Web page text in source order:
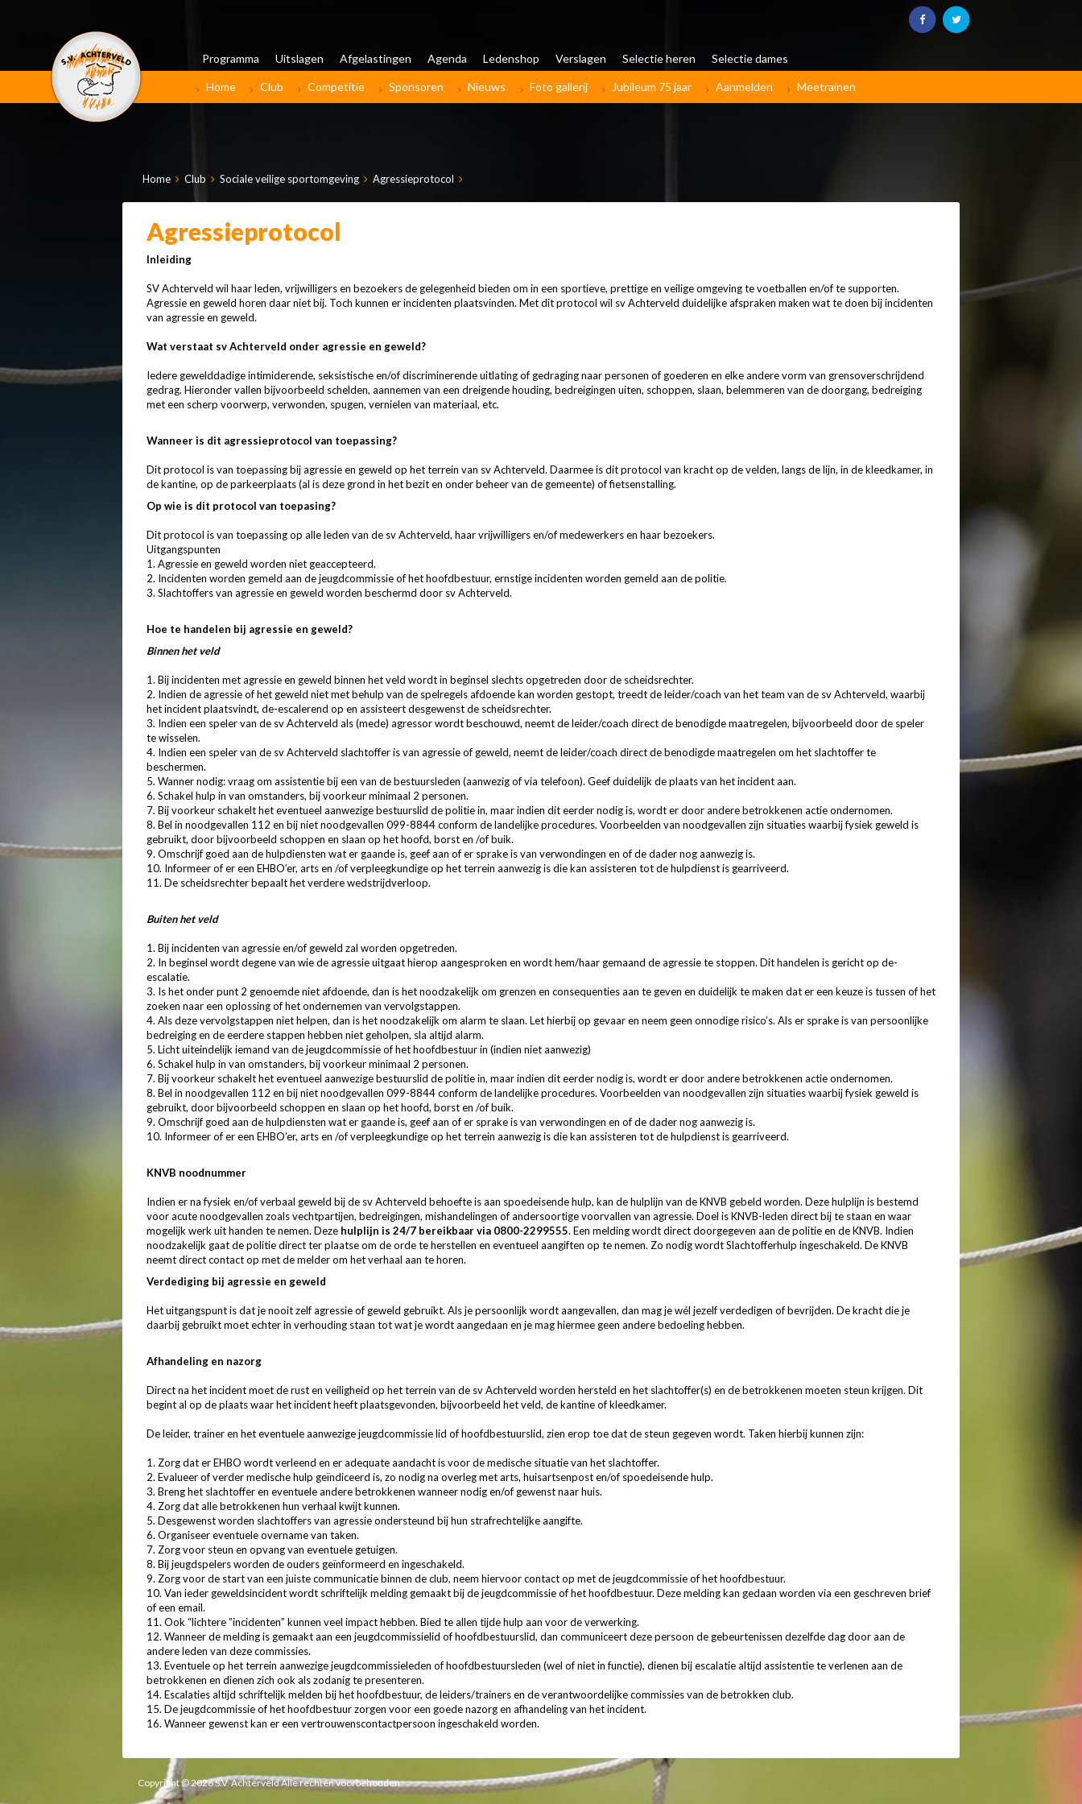
Programma Uitslagen Afgelastingen Agenda Ledenshop Verslagen Selectie heren Selectie dames
Home Club Competitie Sponsoren Nieuws Foto gallerij Jubileum 75 jaar Aanmelden Meetrainen
Home Club Sociale veilige sportomgeving Agressieprotocol
Agressieprotocol
Inleiding
SV Achterveld wil haar leden, vrijwilligers en bezoekers de gelegenheid bieden om in een sportieve, prettige en veilige omgeving te voetballen en/of te supporten.
Agressie en geweld horen daar niet bij. Toch kunnen er incidenten plaatsvinden. Met dit protocol wil sv Achterveld duidelijke afspraken maken wat te doen bij incidenten
van agressie en geweld.
Wat verstaat sv Achterveld onder agressie en geweld?
Iedere gewelddadige intimiderende, seksistische en/of discriminerende uitlating of gedraging naar personen of goederen en elke andere vorm van grensoverschrijdend
gedrag. Hieronder vallen bijvoorbeeld schelden, aannemen van een dreigende houding, bedreigingen uiten, schoppen, slaan, belemmeren van de doorgang, bedreiging
met een scherp voorwerp, verwonden, spugen, vernielen van materiaal, etc.
Wanneer is dit agressieprotocol van toepassing?
Dit protocol is van toepassing bij agressie en geweld op het terrein van sv Achterveld. Daarmee is dit protocol van kracht op de velden, langs de lijn, in de kleedkamer, in
de kantine, op de parkeerplaats (al is deze grond in het bezit en onder beheer van de gemeente) of fietsenstalling.
Op wie is dit protocol van toepasing?
Dit protocol is van toepassing op alle leden van de sv Achterveld, haar vrijwilligers en/of medewerkers en haar bezoekers.
Uitgangspunten
1. Agressie en geweld worden niet geaccepteerd.
2. Incidenten worden gemeld aan de jeugdcommissie of het hoofdbestuur, ernstige incidenten worden gemeld aan de politie.
3. Slachtoffers van agressie en geweld worden beschermd door sv Achterveld.
Hoe te handelen bij agressie en geweld?
Binnen het veld
1. Bij incidenten met agressie en geweld binnen het veld wordt in beginsel slechts opgetreden door de scheidsrechter.
2. Indien de agressie of het geweld niet met behulp van de spelregels afdoende kan worden gestopt, treedt de leider/coach van het team van de sv Achterveld, waarbij
het incident plaatsvindt, de-escalerend op en assisteert desgewenst de scheidsrechter.
3. Indien een speler van de sv Achterveld als (mede) agressor wordt beschouwd, neemt de leider/coach direct de benodigde maatregelen, bijvoorbeeld door de speler
te wisselen.
4. Indien een speler van de sv Achterveld slachtoffer is van agressie of geweld, neemt de leider/coach direct de benodigde maatregelen om het slachtoffer te
beschermen.
5. Wanner nodig: vraag om assistentie bij een van de bestuursleden (aanwezig of via telefoon). Geef duidelijk de plaats van het incident aan.
6. Schakel hulp in van omstanders, bij voorkeur minimaal 2 personen.
7. Bij voorkeur schakelt het eventueel aanwezige bestuurslid de politie in, maar indien dit eerder nodig is, wordt er door andere betrokkenen actie ondernomen.
8. Bel in noodgevallen 112 en bij niet noodgevallen 099-8844 conform de landelijke procedures. Voorbeelden van noodgevallen zijn situaties waarbij fysiek geweld is
gebruikt, door bijvoorbeeld schoppen en slaan op het hoofd, borst en /of buik.
9. Omschrijf goed aan de hulpdiensten wat er gaande is, geef aan of er sprake is van verwondingen en of de dader nog aanwezig is.
10. Informeer of er een EHBO’er, arts en /of verpleegkundige op het terrein aanwezig is die kan assisteren tot de hulpdienst is gearriveerd.
11. De scheidsrechter bepaalt het verdere wedstrijdverloop.
Buiten het veld
1. Bij incidenten van agressie en/of geweld zal worden opgetreden.
2. In beginsel wordt degene van wie de agressie uitgaat hierop aangesproken en wordt hem/haar gemaand de agressie te stoppen. Dit handelen is gericht op de-
escalatie.
3. Is het onder punt 2 genoemde niet afdoende, dan is het noodzakelijk om grenzen en consequenties aan te geven en duidelijk te maken dat er een keuze is tussen of het
zoeken naar een oplossing of het ondernemen van vervolgstappen.
4. Als deze vervolgstappen niet helpen, dan is het noodzakelijk om alarm te slaan. Let hierbij op gevaar en neem geen onnodige risico’s. Als er sprake is van persoonlijke
bedreiging en de eerdere stappen hebben niet geholpen, sla altijd alarm.
5. Licht uiteindelijk iemand van de jeugdcommissie of het hoofdbestuur in (indien niet aanwezig)
6. Schakel hulp in van omstanders, bij voorkeur minimaal 2 personen.
7. Bij voorkeur schakelt het eventueel aanwezige bestuurslid de politie in, maar indien dit eerder nodig is, wordt er door andere betrokkenen actie ondernomen.
8. Bel in noodgevallen 112 en bij niet noodgevallen 099-8844 conform de landelijke procedures. Voorbeelden van noodgevallen zijn situaties waarbij fysiek geweld is
gebruikt, door bijvoorbeeld schoppen en slaan op het hoofd, borst en /of buik.
9. Omschrijf goed aan de hulpdiensten wat er gaande is, geef aan of er sprake is van verwondingen en of de dader nog aanwezig is.
10. Informeer of er een EHBO’er, arts en /of verpleegkundige op het terrein aanwezig is die kan assisteren tot de hulpdienst is gearriveerd.
KNVB noodnummer
Indien er na fysiek en/of verbaal geweld bij de sv Achterveld behoefte is aan spoedeisende hulp, kan de hulplijn van de KNVB gebeld worden. Deze hulplijn is bestemd
voor acute noodgevallen zoals vechtpartijen, bedreigingen, mishandelingen of andersoortige voorvallen van agressie. Doel is KNVB-leden direct bij te staan en waar
mogelijk werk uit handen te nemen. Deze hulplijn is 24/7 bereikbaar via 0800-2299555. Een melding wordt direct doorgegeven aan de politie en de KNVB. Indien
noodzakelijk gaat de politie direct ter plaatse om de orde te herstellen en eventueel aangiften op te nemen. Zo nodig wordt Slachtofferhulp ingeschakeld. De KNVB
neemt direct contact op met de melder om het verhaal aan te horen.
Verdediging bij agressie en geweld
Het uitgangspunt is dat je nooit zelf agressie of geweld gebruikt. Als je persoonlijk wordt aangevallen, dan mag je wél jezelf verdedigen of bevrijden. De kracht die je
daarbij gebruikt moet echter in verhouding staan tot wat je wordt aangedaan en je mag hiermee geen andere bedoeling hebben.
Afhandeling en nazorg
Direct na het incident moet de rust en veiligheid op het terrein van de sv Achterveld worden hersteld en het slachtoffer(s) en de betrokkenen moeten steun krijgen. Dit
begint al op de plaats waar het incident heeft plaatsgevonden, bijvoorbeeld het veld, de kantine of kleedkamer.
De leider, trainer en het eventuele aanwezige jeugdcommissie lid of hoofdbestuurslid, zien erop toe dat de steun gegeven wordt. Taken hierbij kunnen zijn:
1. Zorg dat er EHBO wordt verleend en er adequate aandacht is voor de medische situatie van het slachtoffer.
2. Evalueer of verder medische hulp geïndiceerd is, zo nodig na overleg met arts, huisartsenpost en/of spoedeisende hulp.
3. Breng het slachtoffer en eventuele andere betrokkenen wanneer nodig en/of gewenst naar huis.
4. Zorg dat alle betrokkenen hun verhaal kwijt kunnen.
5. Desgewenst worden slachtoffers van agressie ondersteund bij hun strafrechtelijke aangifte.
6. Organiseer eventuele overname van taken.
7. Zorg voor steun en opvang van eventuele getuigen.
8. Bij jeugdspelers worden de ouders geïnformeerd en ingeschakeld.
9. Zorg voor de start van een juiste communicatie binnen de club, neem hiervoor contact op met de jeugdcommissie of het hoofdbestuur.
10. Van ieder geweldsincident wordt schriftelijk melding gemaakt bij de jeugdcommissie of het hoofdbestuur. Deze melding kan gedaan worden via een geschreven brief
of een email.
11. Ook “lichtere ”incidenten” kunnen veel impact hebben. Bied te allen tijde hulp aan voor de verwerking.
12. Wanneer de melding is gemaakt aan een jeugdcommissielid of hoofdbestuurslid, dan communiceert deze persoon de gebeurtenissen dezelfde dag door aan de
andere leden van deze commissies.
13. Eventuele op het terrein aanwezige jeugdcommissieleden of hoofdbestuursleden (wel of niet in functie), dienen bij escalatie altijd assistentie te verlenen aan de
betrokkenen en dienen zich ook als zodanig te presenteren.
14. Escalaties altijd schriftelijk melden bij het hoofdbestuur, de leiders/trainers en de verantwoordelijke commissies van de betrokken club.
15. De jeugdcommissie of het hoofdbestuur zorgen voor een goede nazorg en afhandeling van het incident.
16. Wanneer gewenst kan er een vertrouwenscontactpersoon ingeschakeld worden.
Copyright © 2026 S.V. Achterveld Alle rechten voorbehouden